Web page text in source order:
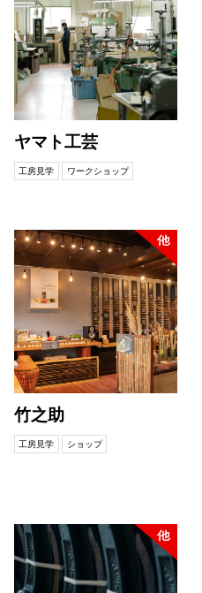
ヤマト工芸
工房見学 ワークショップ
竹之助
工房見学 ショップ